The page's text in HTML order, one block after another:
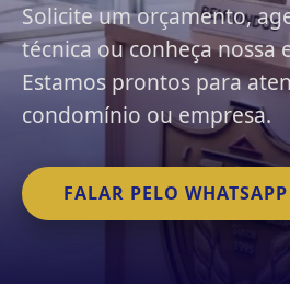
Solicite um orçamento,
técnica ou conheça nossa
Estamos prontos para
condomínio ou empresa.
FALAR PELO WHATSAPP